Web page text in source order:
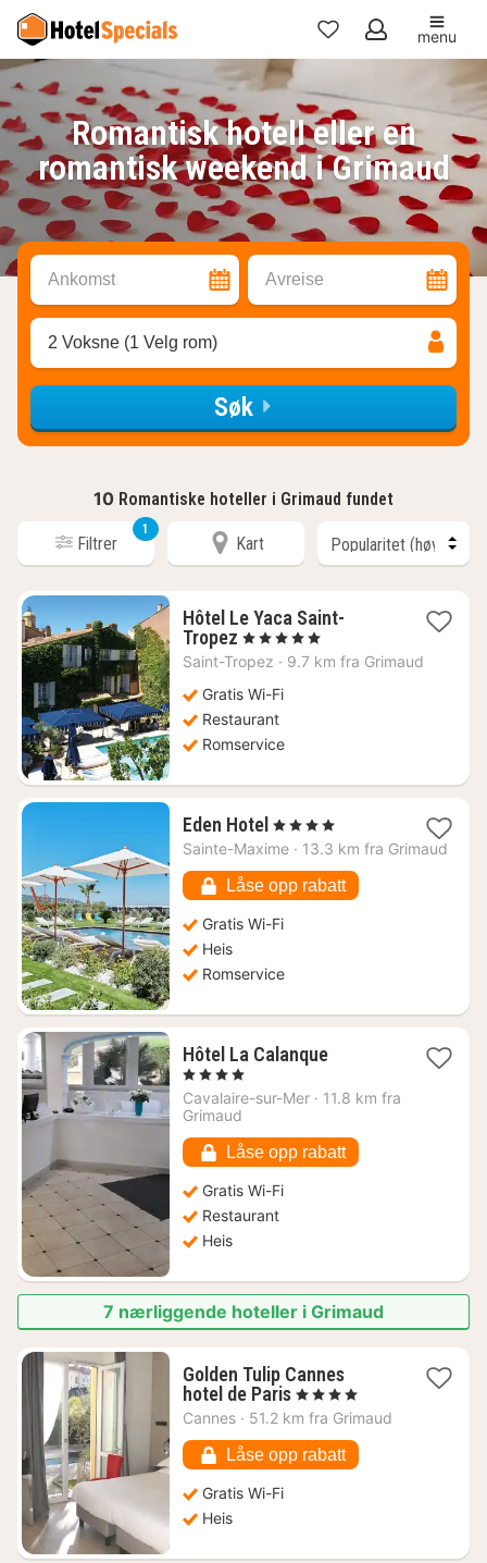
Mine
favoritter
menu
Romantisk hotell eller en
romantisk weekend i Grimaud
Ankomst Avreise
2 Voksne (1 Velg rom)
Søk
10 Romantiske hoteller i Grimaud fundet
Filtrer
1
Kart
Hôtel Le Yaca Saint-
Tropez 1
natt
fra
11929
kr.
, 5 Stjerner
Saint-Tropez · 9.7 km fra Grimaud
Gratis Wi-Fi
Restaurant
Romservice
Eden Hotel 1
natt
4131
kr.
, 4 Stjerner
Sainte-Maxime · 13.3 km fra Grimaud
Låse opp rabatt
Gratis Wi-Fi
Heis
Romservice
Hôtel La Calanque1
fra
, 4 Stjerner
Cavalaire-sur-Mer · 11.8 km fra
Grimaud
Låse opp rabatt
Gratis Wi-Fi
Restaurant
Heis
7 nærliggende hoteller i Grimaud
Golden Tulip Cannes
hotel de Paris1
natt
2323
kr.
, 4 Stjerner
Cannes · 51.2 km fra Grimaud
Låse opp rabatt
Gratis Wi-Fi
Heis